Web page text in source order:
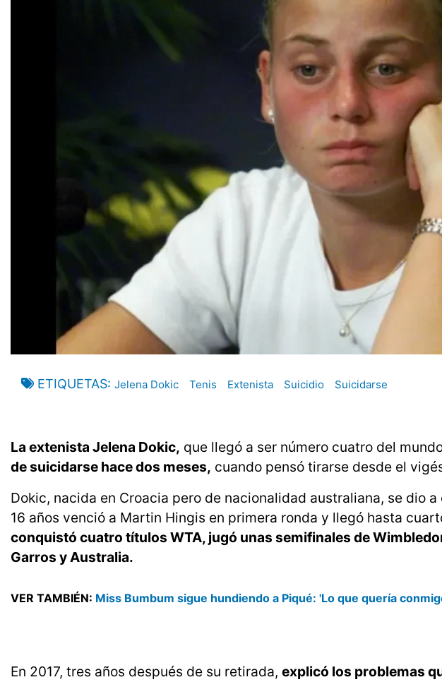
ETIQUETAS Jelena Dokic Tenis Extenista Suicidio Suicidarse
La extenista Jelena Dokic, que llegó a ser número cuatro del
de suicidarse hace dos meses, cuando pensó tirarse desde el
Dokic, nacida en Croacia pero de nacionalidad australiana, se dio
16 años venció a Martin Hingis en primera ronda y llegó hasta
conquistó cuatro títulos WTA, jugó unas semifinales de
Garros y Australia.
VER TAMBIÉN: Miss Bumbum sigue hundiendo a Piqué: 'Lo que quería
En 2017, tres años después de su retirada, explicó los problemas